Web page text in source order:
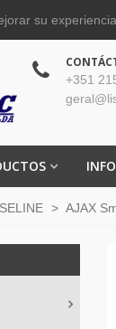
+351
> AJAX
su